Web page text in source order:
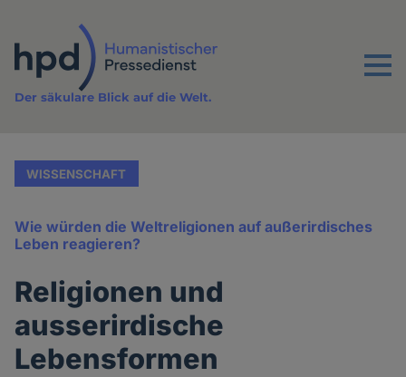
Inhalt
Menu
Der säkulare Blick auf die Welt.
WISSENSCHAFT
Wie würden die Weltreligionen auf außerirdisches
Leben reagieren?
Religionen und
ausserirdische
Lebensformen